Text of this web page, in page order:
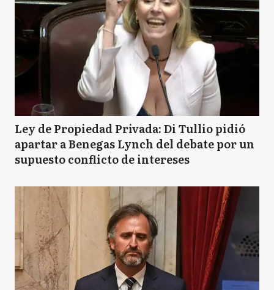
Ley de Propiedad Privada: Di Tullio pidió
apartar a Benegas Lynch del debate por un
supuesto conflicto de intereses